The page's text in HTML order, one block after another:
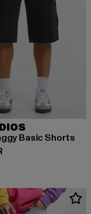
Basic Shorts
Preis: 37,99 EUR